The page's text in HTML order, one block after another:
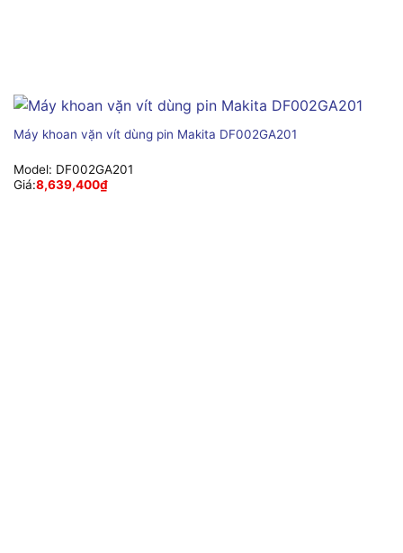
Máy khoan vặn vít dùng pin Makita DF002GA201
Model: DF002GA201
Giá:8,639,400₫